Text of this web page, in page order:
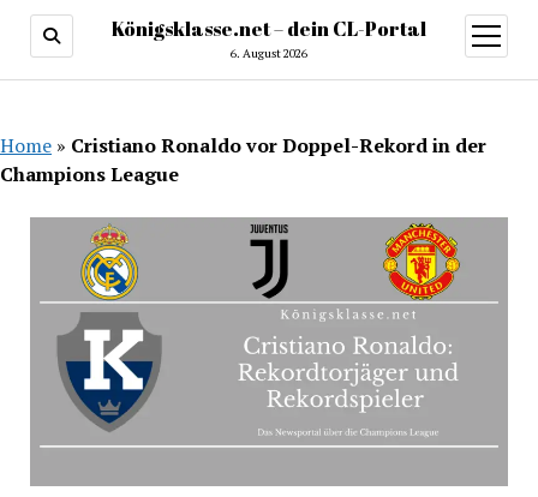
Königsklasse.net – dein CL-Portal
6. August 2026
Menü
öffnen
Home » Cristiano Ronaldo vor Doppel-Rekord in der
Champions League